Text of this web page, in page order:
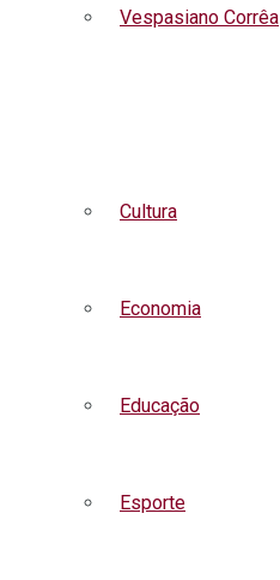
Vespasiano Corrêa
Cultura
Economia
Educação
Esporte